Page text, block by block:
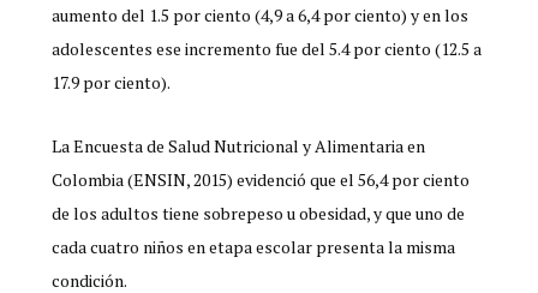
aumento del 1.5 por ciento (4,9 a 6,4 por ciento) y en los
adolescentes ese incremento fue del 5.4 por ciento (12.5 a
17.9 por ciento).
La Encuesta de Salud Nutricional y Alimentaria en
Colombia (ENSIN, 2015) evidenció que el 56,4 por ciento
de los adultos tiene sobrepeso u obesidad, y que uno de
cada cuatro niños en etapa escolar presenta la misma
condición.